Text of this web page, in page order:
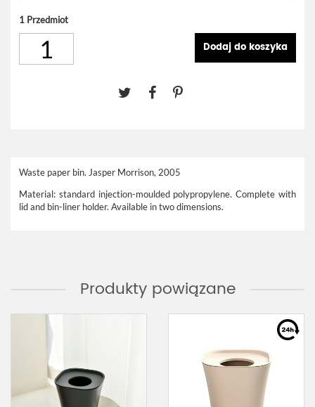
1 Przedmiot
Dodaj do koszyka
Waste paper bin. Jasper Morrison, 2005
Material: standard injection-moulded polypropylene. Complete with
lid and bin-liner holder. Available in two dimensions.
Produkty powiązane